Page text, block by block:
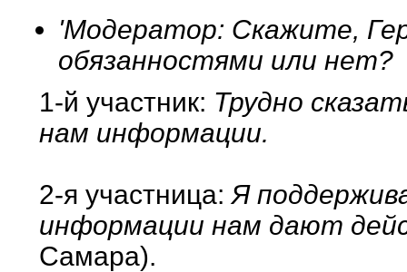
'Модератор: Скажите,
обязанностями или нет?
1-й участник: Трудно
нам информации.
2-я участница:Я
информации нам дают
Самара).